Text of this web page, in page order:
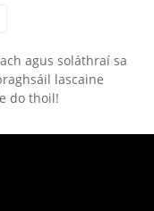
agus
agus
48 uair an chloig
cliste ag
dramhaíl ábhair
orduithe. Tá
agus soláthraí sa
lascaine
do thoil!